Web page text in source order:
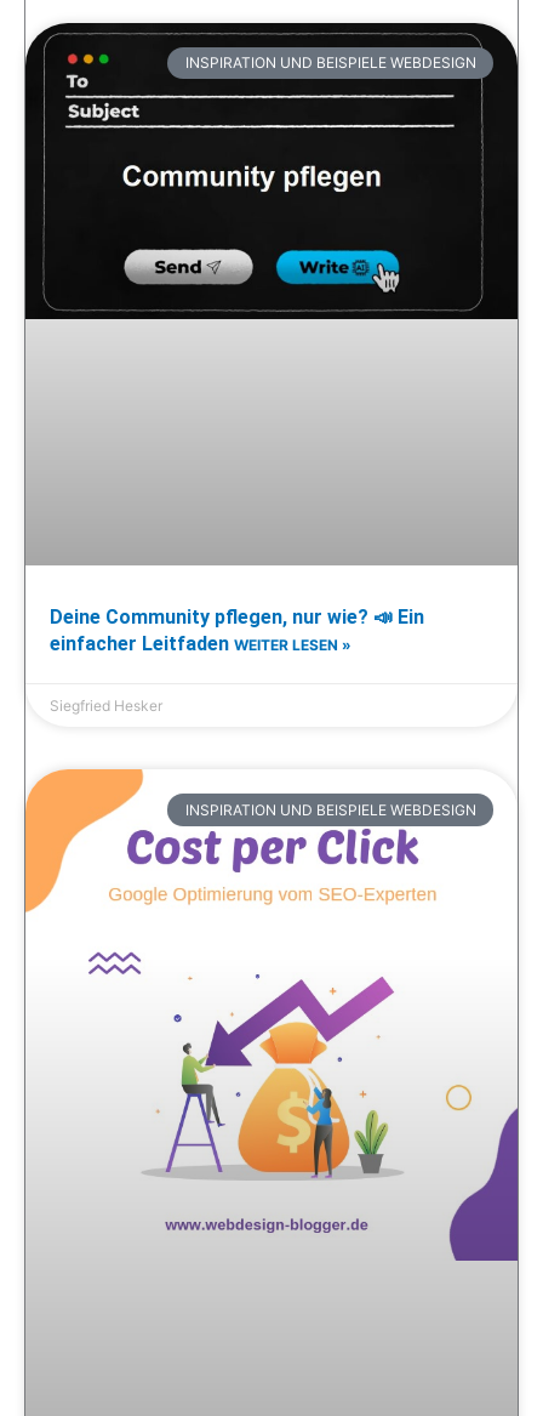
INSPIRATION UND BEISPIELE WEBDESIGN
Deine Community pflegen, nur wie? 📣 Ein
einfacher Leitfaden WEITER LESEN »
Siegfried Hesker
INSPIRATION UND BEISPIELE WEBDESIGN